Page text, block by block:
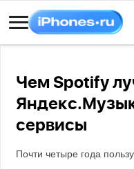
Чем Spotify
сервисы
Почти четыре года